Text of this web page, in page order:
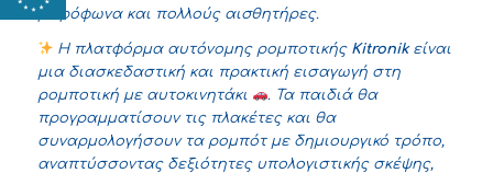
μικρόφωνα και πολλούς αισθητήρες.
H πλατφόρμα αυτόνομης ρομποτικής Kitronikείναι
μια διασκεδαστική και πρακτική εισαγωγή στη
ρομποτική με αυτοκινητάκι
. Τα παιδιά θα
προγραμματίσουν τις πλακέτες και θα
συναρμολογήσουν τα ρομπότ με δημιουργικό τρόπο,
αναπτύσσοντας δεξιότητες υπολογιστικής σκέψης,